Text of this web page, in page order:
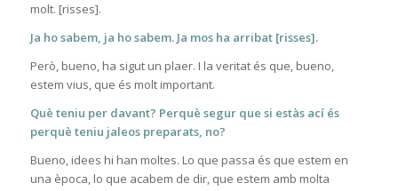
molt. [risses].
Ja ho sabem, ja ho sabem. Ja mos ha arribat [risses].
Però, bueno, ha sigut un plaer. I la veritat és que, bueno,
estem vius, que és molt important.
Què teniu per davant? Perquè segur que si estàs ací és
perquè teniu jaleos preparats, no?
Bueno, idees hi han moltes. Lo que passa és que estem en
una època, lo que acabem de dir, que estem amb molta